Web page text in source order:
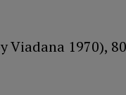
Viadana 1970),